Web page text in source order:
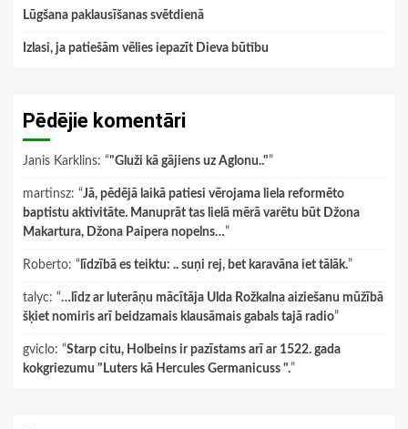
Lūgšana paklausīšanas svētdienā
Izlasi, ja patiešām vēlies iepazīt Dieva būtību
Pēdējie komentāri
Janis Karklins: “"Gluži kā gājiens uz Aglonu.."”
martinsz: “Jā, pēdējā laikā patiesi vērojama liela reformēto
baptistu aktivitāte. Manuprāt tas lielā mērā varētu būt Džona
Makartura, Džona Paipera nopelns…”
Roberto: “ līdzībā es teiktu: .. suņi rej, bet karavāna iet tālāk.”
talyc: “…līdz ar luterāņu mācītāja Ulda Rožkalna aiziešanu mūžībā
šķiet nomiris arī beidzamais klausāmais gabals tajā radio”
gviclo: “Starp citu, Holbeins ir pazīstams arī ar 1522. gada
kokgriezumu "Luters kā Hercules Germanicuss ".”